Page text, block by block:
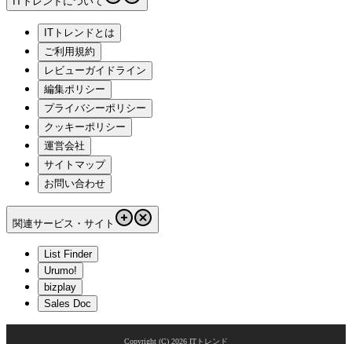
ITトレンドとは
ご利用規約
レビューガイドライン
編集ポリシー
プライバシーポリシー
クッキーポリシー
運営会社
サイトマップ
お問い合わせ
関連サービス・サイト
List Finder
Urumo!
bizplay
Sales Doc
Copyright (C) 2026 ITトレンド